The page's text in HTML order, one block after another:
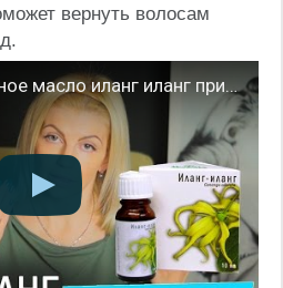
вернуть волосам
Узнай все про эфирное масло иланг иланг при уходе за собой